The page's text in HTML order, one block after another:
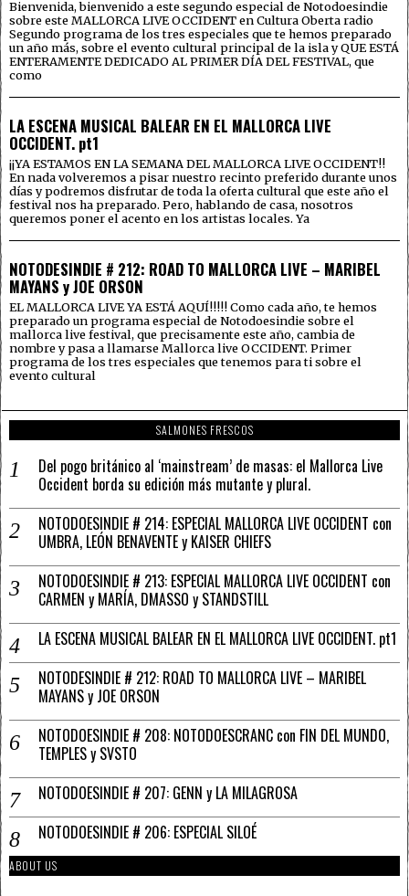
Bienvenida, bienvenido a este segundo especial de Notodoesindie
sobre este MALLORCA LIVE OCCIDENT en Cultura Oberta radio
Segundo programa de los tres especiales que te hemos preparado
un año más, sobre el evento cultural principal de la isla y QUE ESTÁ
ENTERAMENTE DEDICADO AL PRIMER DÍA DEL FESTIVAL, que
como
LA ESCENA MUSICAL BALEAR EN EL MALLORCA LIVE
OCCIDENT. pt1
¡¡YA ESTAMOS EN LA SEMANA DEL MALLORCA LIVE OCCIDENT!!
En nada volveremos a pisar nuestro recinto preferido durante unos
días y podremos disfrutar de toda la oferta cultural que este año el
festival nos ha preparado. Pero, hablando de casa, nosotros
queremos poner el acento en los artistas locales. Ya
NOTODESINDIE # 212: ROAD TO MALLORCA LIVE – MARIBEL
MAYANS y JOE ORSON
EL MALLORCA LIVE YA ESTÁ AQUÍ!!!!! Como cada año, te hemos
preparado un programa especial de Notodoesindie sobre el
mallorca live festival, que precisamente este año, cambia de
nombre y pasa a llamarse Mallorca live OCCIDENT. Primer
programa de los tres especiales que tenemos para ti sobre el
evento cultural
SALMONES FRESCOS
Del pogo británico al ‘mainstream’ de masas: el Mallorca Live
Occident borda su edición más mutante y plural.
NOTODOESINDIE # 214: ESPECIAL MALLORCA LIVE OCCIDENT con
UMBRA, LEÓN BENAVENTE y KAISER CHIEFS
NOTODOESINDIE # 213: ESPECIAL MALLORCA LIVE OCCIDENT con
CARMEN y MARÍA, DMASSO y STANDSTILL
LA ESCENA MUSICAL BALEAR EN EL MALLORCA LIVE OCCIDENT. pt1
NOTODESINDIE # 212: ROAD TO MALLORCA LIVE – MARIBEL
MAYANS y JOE ORSON
NOTODOESINDIE # 208: NOTODOESCRANC con FIN DEL MUNDO,
TEMPLES y SVSTO
NOTODOESINDIE # 207: GENN y LA MILAGROSA
NOTODOESINDIE # 206: ESPECIAL SILOÉ
ABOUT US